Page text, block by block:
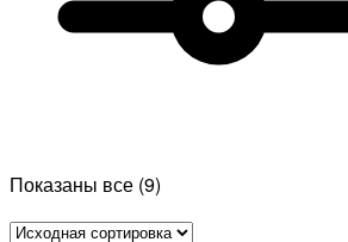
Показаны все (9)